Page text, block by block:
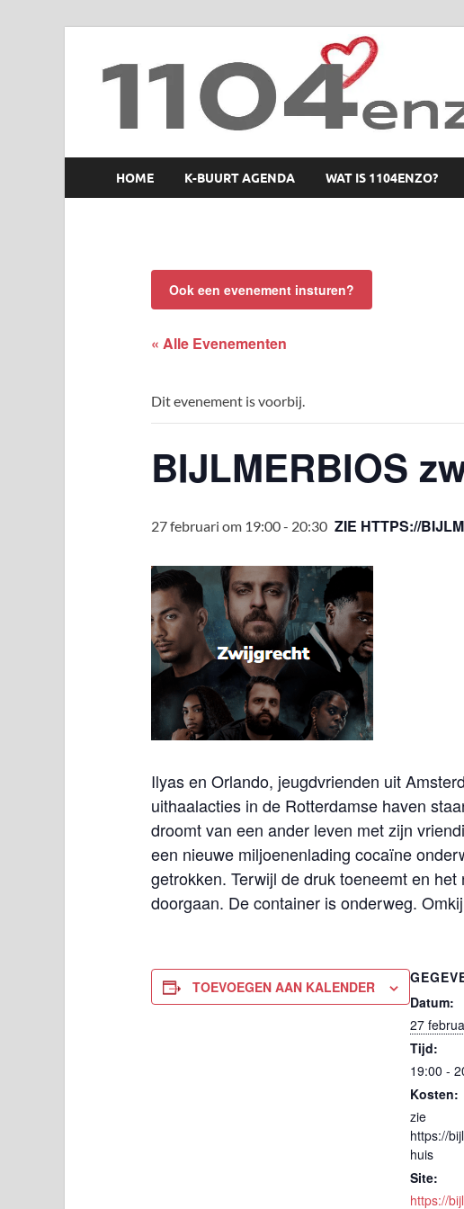
1104 en zo
HOME K-BUURT AGENDA WAT IS 1104ENZO?
Ook een evenement insturen?
« Alle Evenementen
Dit evenement is voorbij.
BIJLMERBIOS
27 februari om 19:00- 20:30 ZIE HTTPS://
Ilyas en Orlando, jeugdvrienden uit
uithaalacties in de Rotterdamse haven
droomt van een ander leven met zijn
een nieuwe miljoenenlading cocaïne
getrokken. Terwijl de druk toeneemt en
doorgaan. De container is onderweg.
TOEVOEGEN AAN KALENDER
Datum:
27
Tijd:
19:00 -
Kosten:
zie
https://
huis
Site:
https://